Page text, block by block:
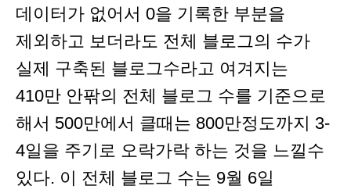
데이터가 없어서 0을 기록한 부분을
제외하고 보더라도 전체 블로그의 수가
실제 구축된 블로그수라고 여겨지는
410만 안팎의 전체 블로그 수를 기준으로
해서 500만에서 클때는 800만정도까지 3-
4일을 주기로 오락가락 하는 것을 느낄수
있다. 이 전체 블로그 수는 9월 6일